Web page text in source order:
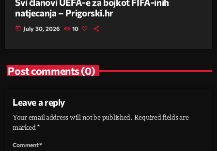
natjecanja – Prigorski.hr
today July 30, 2026 10
Post comments (0)
Leave a reply
Your email address will not be published. Required fields are
marked *
Comment*